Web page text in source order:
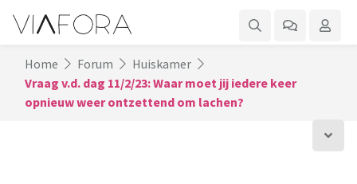
Home Forum
Huiskamer
Vraag v.d. dag 11/2/23: Waar moet jij iedere keer
opnieuw weer ontzettend om lachen?